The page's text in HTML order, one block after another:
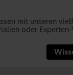
mit unseren
oder